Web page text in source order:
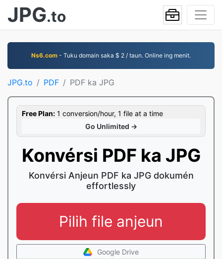
JPG.to
Ns6.com - Tuku domain saka $ 2 / taun. Online ing menit.
JPG.to PDF PDF ka JPG
Free Plan: 1 conversion/hour, 1 file at a time
Go Unlimited →
Konvérsi PDF ka JPG
Konvérsi Anjeun PDF ka JPG dokumén
effortlessly
Pilih file anjeun
Google Drive